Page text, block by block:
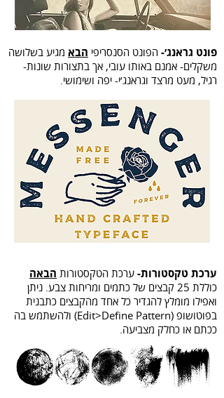
פונט גראנג׳- הפונט הסנסריפי הבא מגיע בשלושה
משקלים- אמנם באותו עובי, אך בתצורות שונות-
רגיל, מעט מרצד וגראנג׳י- יפה ושימושי.
ערכת טקסטורות- ערכת הטקסטורות הבאה
כוללת 25 קבצים של כתמים ומריחות צבע. ניתן
ואפילו מומלץ להגדיר כל אחד מהקבצים כתבנית
בפוטושופ (Edit>Define Pattern) ולהשתמש בה
ככתם או כחלק מצביעה.